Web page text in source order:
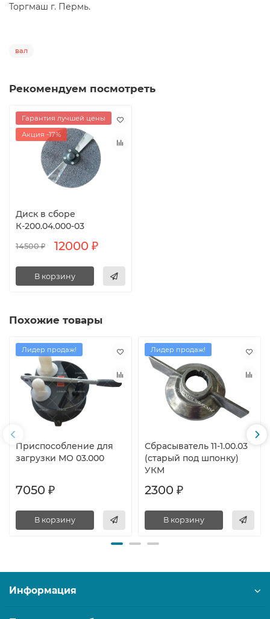
Торгмаш г. Пермь.
вал
Рекомендуем посмотреть
Гарантия лучшей цены
Акция -17%
Диск в сборе
К-200.04.000-03
14500 ₽ 12000 ₽
В корзину
Похожие товары
Лидер продаж!
Приспособление для
загрузки МО 03.000
7050 ₽
В корзину
Лидер продаж!
Сбрасыватель 11-1.00.03
(старый под шпонку)
УКМ
2300 ₽
В корзину
Информация